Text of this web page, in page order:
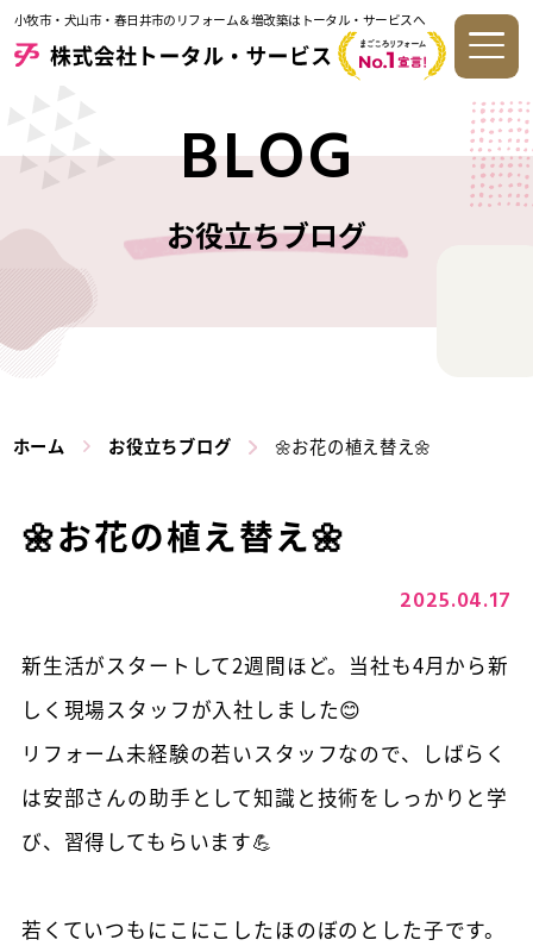
小牧市・犬山市・春日井市のリフォーム＆増改築はトータル・サービスへ
BLOG
お役立ちブログ
ホーム お役立ちブログ 🌼お花の植え替え🌼
🌼お花の植え替え🌼
2025.04.17
新生活がスタートして2週間ほど。当社も4月から新
しく現場スタッフが入社しました😊
リフォーム未経験の若いスタッフなので、しばらく
は安部さんの助手として知識と技術をしっかりと学
び、習得してもらいます💪
若くていつもにこにこしたほのぼのとした子です。